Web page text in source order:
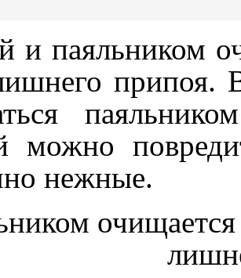
и паяльником
припоя.
можно
нежные.